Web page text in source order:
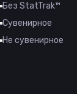
Без StatTrak™
Сувенирное
Не сувенирное